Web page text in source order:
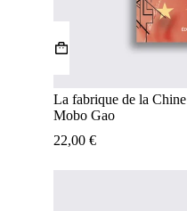
La fabrique de la Chine
Mobo Gao
22,00 €